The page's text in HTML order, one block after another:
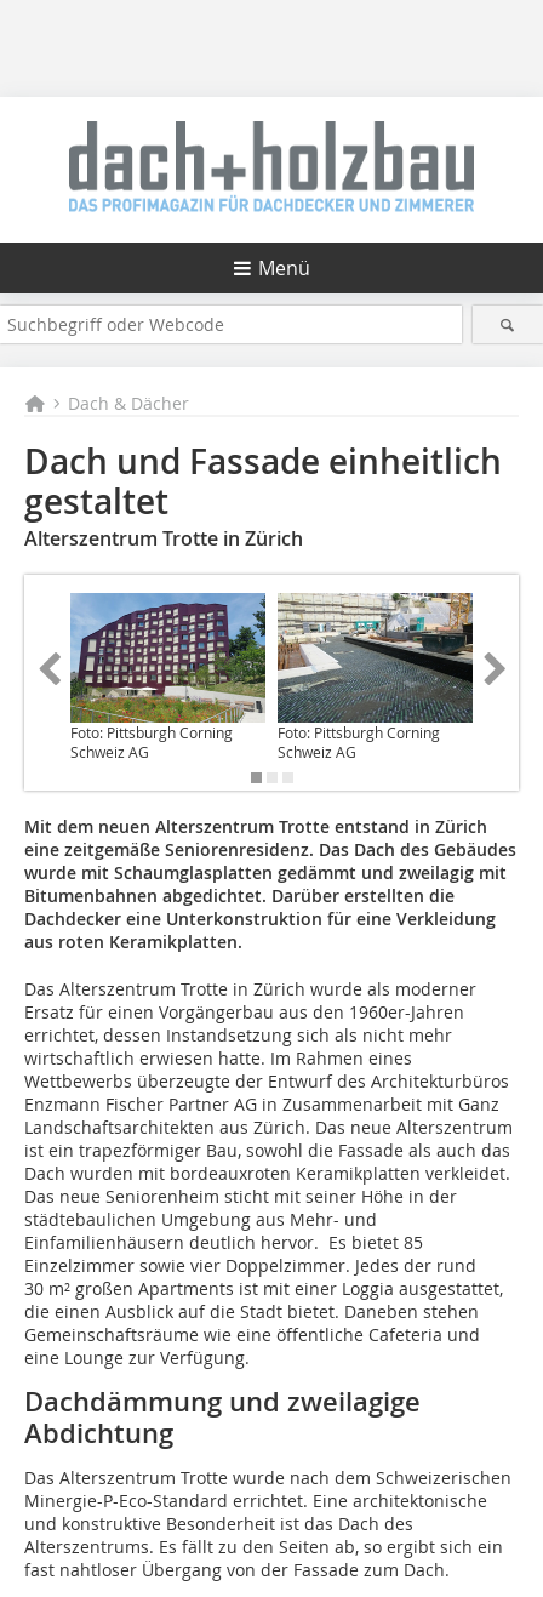
Menü
Dach & Dächer
Dach und Fassade einheitlich
gestaltet
Alterszentrum Trotte in Zürich
Foto: Pittsburgh Corning
Schweiz AG
Foto: Pittsburgh Corning
Schweiz AG
Mit dem neuen Alterszentrum Trotte entstand in Zürich
eine zeitgemäße Seniorenresidenz. Das Dach des Gebäudes
wurde mit Schaumglasplatten gedämmt und zweilagig mit
Bitumenbahnen abgedichtet. Darüber erstellten die
Dachdecker eine Unterkonstruktion für eine Verkleidung
aus roten Keramikplatten.
Das Alterszentrum Trotte in Zürich wurde als moderner
Ersatz für einen Vorgängerbau aus den 1960er-Jahren
errichtet, dessen Instandsetzung sich als nicht mehr
wirtschaftlich erwiesen hatte. Im Rahmen eines
Wettbewerbs überzeugte der Entwurf des Architekturbüros
Enzmann Fischer Partner AG in Zusammenarbeit mit Ganz
Landschaftsarchitekten aus Zürich. Das neue Alterszentrum
ist ein trapezförmiger Bau, sowohl die Fassade als auch das
Dach wurden mit bordeauxroten Keramikplatten verkleidet.
Das neue Seniorenheim sticht mit seiner Höhe in der
städtebaulichen Umgebung aus Mehr- und
Einfamilienhäusern deutlich hervor. Es bietet 85
Einzelzimmer sowie vier Doppelzimmer. Jedes der rund
30 m² großen Apartments ist mit einer Loggia ausgestattet,
die einen Ausblick auf die Stadt bietet. Daneben stehen
Gemeinschaftsräume wie eine öffentliche Cafeteria und
eine Lounge zur Verfügung.
Dachdämmung und zweilagige
Abdichtung
Das Alterszentrum Trotte wurde nach dem Schweizerischen
Minergie-P-Eco-Standard errichtet. Eine architektonische
und konstruktive Besonderheit ist das Dach des
Alterszentrums. Es fällt zu den Seiten ab, so ergibt sich ein
fast nahtloser Übergang von der Fassade zum Dach.